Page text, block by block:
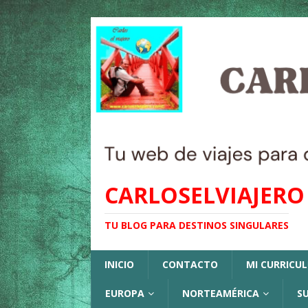
CARLOSELVIAJERO
TU BLOG PARA DESTINOS SINGULARES
INICIO CONTACTO MI
EUROPA NORTEAMÉRICA